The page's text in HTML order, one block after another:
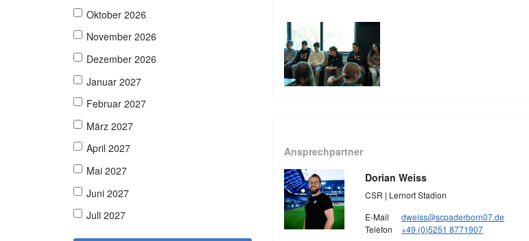
Oktober 2026
November 2026
Dezember 2026
Januar 2027
Februar 2027
März 2027
April 2027
Mai 2027
Juni 2027
Juli 2027
Ansprechpartner
Dorian Weiss
CSR | Lernort Stadion
E-Mail
dweiss@scpaderborn07.de
Telefon
+49 (0)5251 8771907